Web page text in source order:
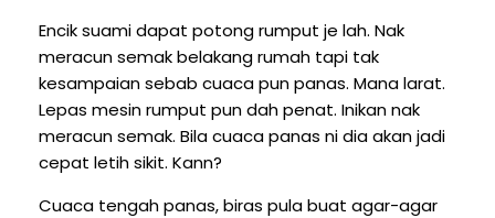
Encik suami dapat potong rumput je lah. Nak
meracun semak belakang rumah tapi tak
kesampaian sebab cuaca pun panas. Mana larat.
Lepas mesin rumput pun dah penat. Inikan nak
meracun semak. Bila cuaca panas ni dia akan jadi
cepat letih sikit. Kann?
Cuaca tengah panas, biras pula buat agar-agar